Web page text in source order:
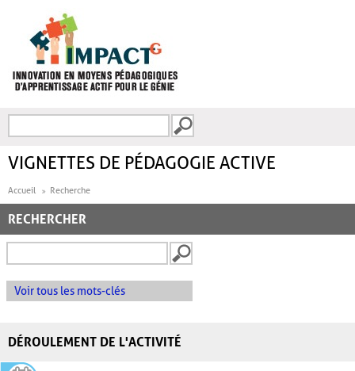
FORMULAIRE DE
VIGNETTES DE PÉDAGOGIE ACTIVE
Accueil Recherche
RECHERCHER
Voir tous les mots-clés
DÉROULEMENT DE L'ACTIVITÉ